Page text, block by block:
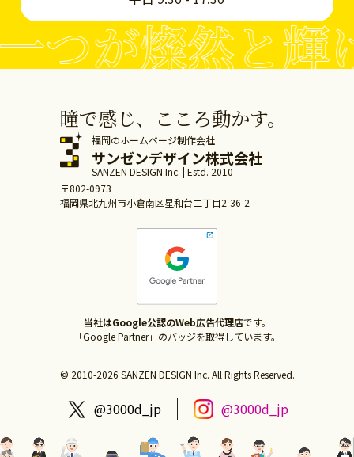
つが燦然と輝
瞳で感じ、こころ動かす。
福岡のホームページ制作会社
サンゼンデザイン株式会社
SANZEN DESIGN Inc. | Estd. 2010
〒802-0973
福岡県北九州市小倉南区星和台二丁目2-36-2
当社はGoogle公認のWeb広告代理店です。
「Google Partner」のバッジを取得しています。
© 2010-2026 SANZEN DESIGN Inc. All Rights Reserved.
@3000d_jp @3000d_jp